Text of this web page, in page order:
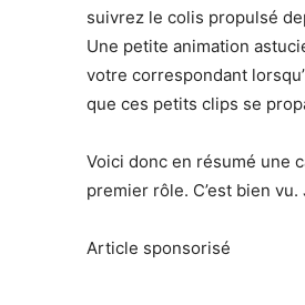
suivrez le colis propulsé
Une petite animation
votre correspondant
que ces petits clips se
Voici donc en résumé une
premier rôle. C’est bien
Article sponsorisé